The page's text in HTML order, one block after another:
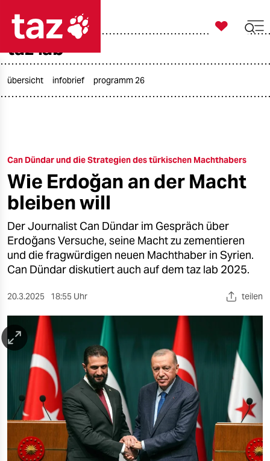
taz zahl ich
öko
gesellschaft
kultur
sport
berlin
nord
wahrheit
verlag
verlag
veranstaltungen
shop
fragen & hilfe

taz zahl ich
taz lab
übersicht infobrief programm 26
Can Dündar und die Strategien des türkischen Machthabers
Wie Erdoğan an der Macht
bleiben will
Der Journalist Can Dündar im Gespräch über
Erdoğans Versuche, seine Macht zu zementieren
und die fragwürdigen neuen Machthaber in Syrien.
Can Dündar diskutiert auch auf dem taz lab 2025.
20.3.2025 18:55 Uhr teilen